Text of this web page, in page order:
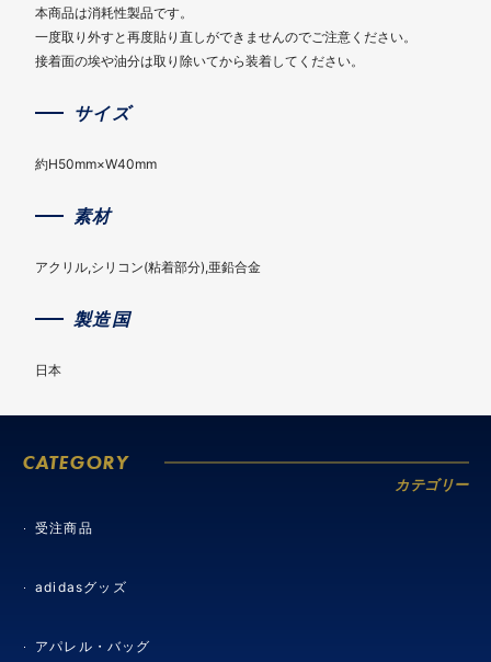
本商品は消耗性製品です。
一度取り外すと再度貼り直しができませんのでご注意ください。
接着面の埃や油分は取り除いてから装着してください。
サイズ
約H50mm×W40mm
素材
アクリル,シリコン(粘着部分),亜鉛合金
製造国
日本
CATEGORY
カテゴリー
受注商品
adidasグッズ
アパレル・バッグ